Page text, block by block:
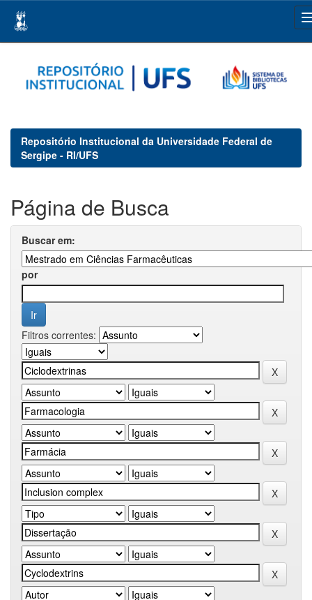
navigation
Repositório Institucional da Universidade Federal de
Sergipe - RI/UFS
Página de Busca
Buscar em:
por
Filtros correntes: